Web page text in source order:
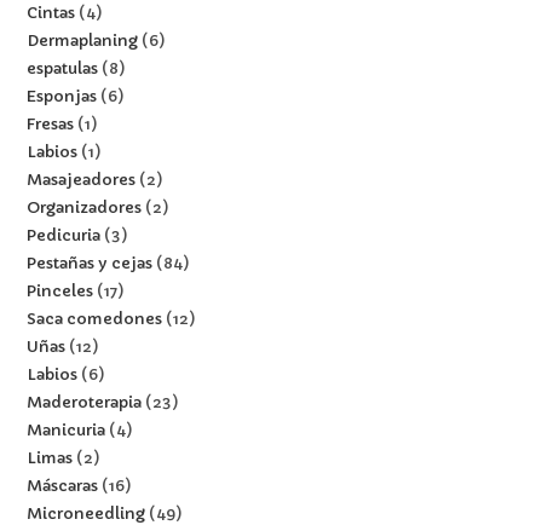
Cintas 4
Dermaplaning 6
espatulas 8
Esponjas 6
Fresas 1
Labios 1
Masajeadores 2
Organizadores 2
Pedicuria 3
Pestañas y cejas 84
Pinceles 17
Saca comedones 12
Uñas 12
Labios 6
Maderoterapia 23
Manicuria 4
Limas 2
Máscaras 16
Microneedling 49